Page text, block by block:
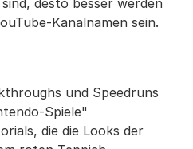
desto besser werden
Kanalnamen sein.
und Speedruns
Spiele"
die die Looks der